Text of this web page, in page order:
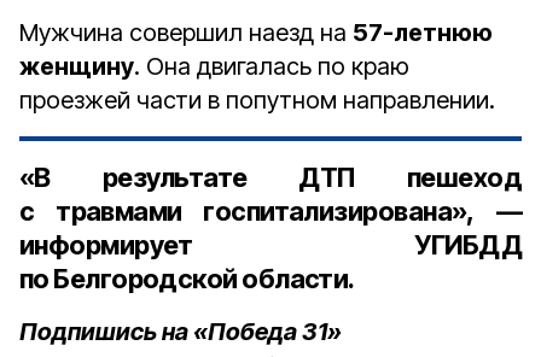
Мужчина совершил наезд на 57-летнюю
женщину. Она двигалась по краю
проезжей части в попутном направлении.
«В результате ДТП пешеход
с травмами госпитализирована», —
информирует УГИБДД
по Белгородской области.
Подпишись на «Победа 31»